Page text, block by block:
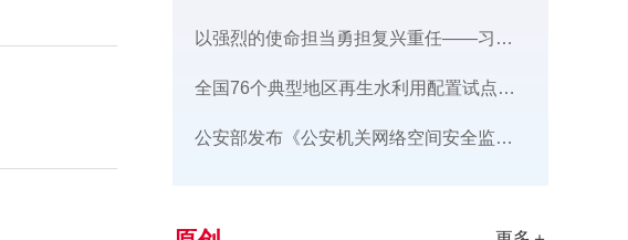
以强烈的使命担当勇担复兴重任——习近平党建思想理论品格系列述评之四
​全国76个典型地区再生水利用配置试点工作完成
公安部发布《公安机关网络空间安全监督检查办法》